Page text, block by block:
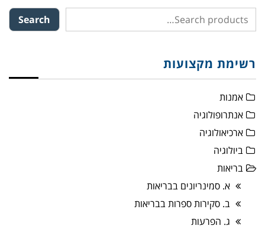
Search
רשימת מקצועות
אמנות
אנתרופולוגיה
ארכיאולוגיה
ביולוגיה
בריאות
א. סמינריונים בבריאות
ב. סקירות ספרות בבריאות
ג. הפרעות